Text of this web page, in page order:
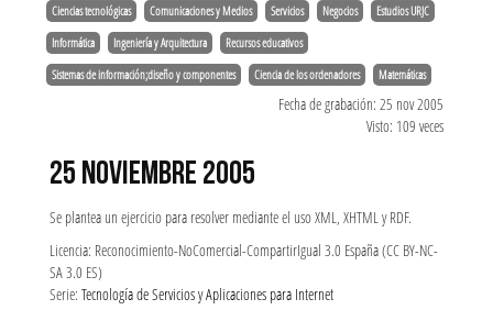
Ciencias tecnológicas Comunicaciones y Medios Servicios Negocios Estudios URJC
Informática Ingeniería y Arquitectura Recursos educativos
Sistemas de información;diseño y componentes Ciencia de los ordenadores Matemáticas
Fecha de grabación: 25 nov 2005
Visto: 109 veces
25 NOVIEMBRE 2005
Se plantea un ejercicio para resolver mediante el uso XML, XHTML y RDF.
Licencia: Reconocimiento-NoComercial-CompartirIgual 3.0 España (CC BY-NC-
SA 3.0 ES)
Serie: Tecnología de Servicios y Aplicaciones para Internet